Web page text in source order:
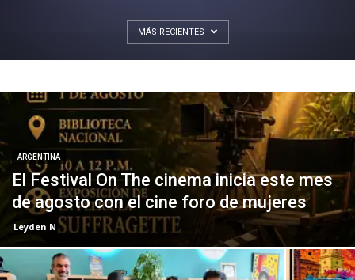
MÁS RECIENTES
ARGENTINA
El Festival On The cinema inicia este mes
de agosto con el cine foro de mujeres
Leyden N